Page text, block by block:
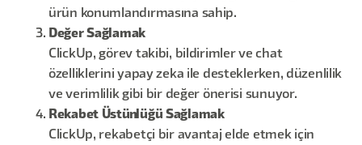
ürün konumlandırmasına sahip.
Değer Sağlamak
ClickUp, görev takibi, bildirimler ve chat
özelliklerini yapay zeka ile desteklerken, düzenlilik
ve verimlilik gibi bir değer önerisi sunuyor.
Rekabet Üstünlüğü Sağlamak
ClickUp, rekabetçi bir avantaj elde etmek için